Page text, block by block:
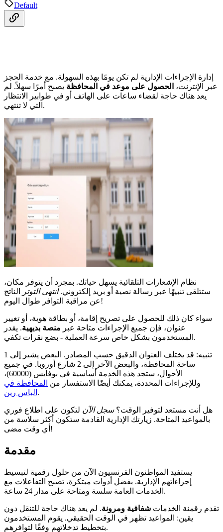
Default
إدارة الإجراءات الإدارية لم تكن يومًا بهذه السهولة. مع خدمة الحجز
عبر الإنترنت، الحصول على موعد في المحافظة يصبح أمرًا سهلاً. لم
يعد هناك حاجة لقضاء ساعات على الهاتف أو في طوابير الانتظار
التي لا تنتهي.
نظام الإشعارات التلقائية يسهل حياتك. بمجرد أن يتوفر مكان،
ستتلقى تنبيهًا عبر رسالة نصية أو بريد إلكتروني.انتهى التوتر
الناتج
عن مراقبة التوافر طوال اليوم!
سواء كان ذلك للحصول على تصريح إقامة، أو بطاقة هوية، أو تغيير
عنوان، فإن جميع الإجراءات متاحة عبر منصة بديهية. يقدر
المستخدمون بشكل خاص سرعة العملية - بضع نقرات تكفي.
تنبيه: قد يختلف العنوان الدقيق حسب المصادر. البعض يشير إلى 1
ساحة المحافظة، والبعض الآخر إلى 2 شارع أوروبا. في جميع
الأحوال، ستجد هذه الخدمة أساسية في بوفايس (60000)،
وللإجراءات المحددة، يمكنك أيضًا الاستفسار من المحافظة في
الباس رين .
هل أنت مستعد لتوفير الوقت؟سجل الآن لتكون على اطلاع فوري
بالمواعيد المتاحة. زيارتك الإدارية القادمة ستكون أكثر سلاسة من
أي وقت مضى!
مقدمة
يستفيد المواطنون الفرنسيون الآن من حلول رقمية لتبسيط
إجراءاتهم الإدارية. بفضل أدوات مبتكرة، تصبح التفاعلات مع
الخدمات العامة سلسة ومتاحة على مدار 24 ساعة.
تقدم رقمنة الخدمات شفافية ومرونة. لم يعد هناك حاجة للتنقل دون
يقين: المواعيد تظهر في الوقت الحقيقي. يقوم المستخدمون
بتخطيط تدخلاتهم وفقًا لتوافرهم.